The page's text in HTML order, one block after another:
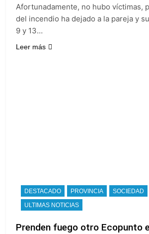
Afortunadamente, no hubo víctimas,
del incendio ha dejado a la pareja y
9 y 13…
Leer más
DESTACADO PROVINCIA
SOCIEDAD
ULTIMAS NOTICIAS
Prenden fuego otro Ecopunto